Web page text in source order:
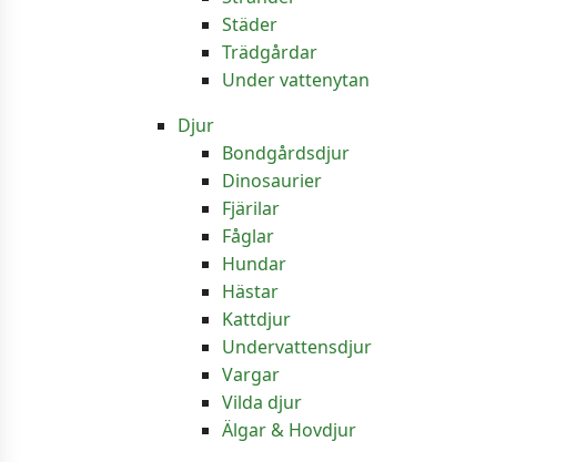
Städer
Trädgårdar
Under vattenytan
Djur
Bondgårdsdjur
Dinosaurier
Fjärilar
Fåglar
Hundar
Hästar
Kattdjur
Undervattensdjur
Vargar
Vilda djur
Älgar & Hovdjur